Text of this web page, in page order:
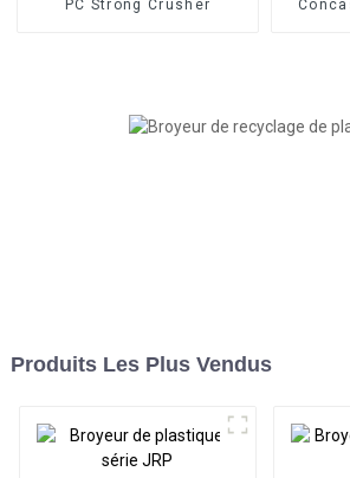
PC Strong Crusher
Produits Les Plus Vendus